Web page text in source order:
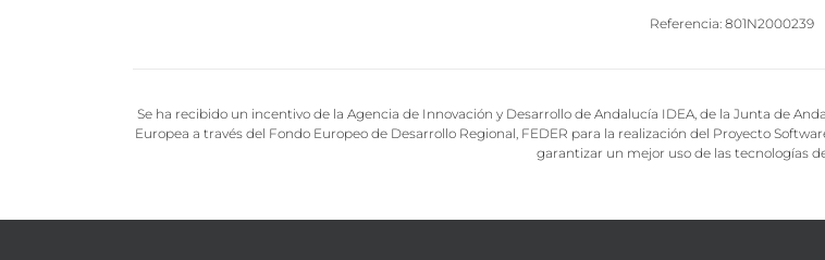
Referencia: 801N2000239
Se ha recibido un incentivo de la Agencia de Innovación y Desarrollo de Andalucía IDEA, de la Junta de
Europea a través del Fondo Europeo de Desarrollo Regional, FEDER para la realización del Proyecto
garantizar un mejor uso de las tecnologías